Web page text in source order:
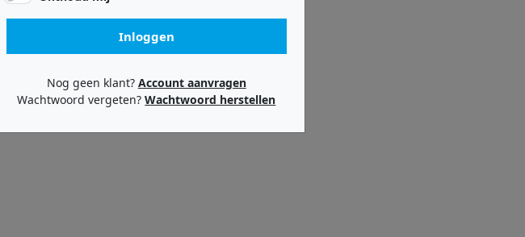
Inloggen
Nog geen klant? Account aanvragen
Wachtwoord vergeten?Wachtwoord herstellen